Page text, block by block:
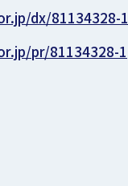
dx/81134328-1
pr/81134328-1